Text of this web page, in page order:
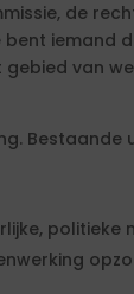
de
bent iemand
van
politieke